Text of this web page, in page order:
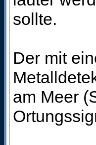
sollte.
Der mit
am Meer